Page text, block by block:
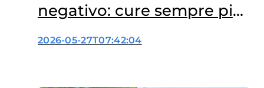
negativo: cure sempre più
su misura
2026-05-27T07:42:04